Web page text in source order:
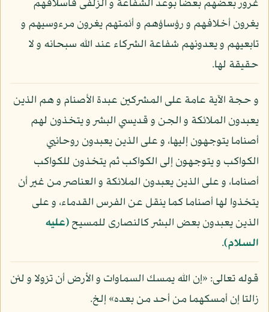
غرور بعضهم بعضا بوعد الشفاعة و الزلفى فأسلافهم
يغرون أخلافهم و رؤساؤهم و أئمتهم يغرون مرءوسيهم و
تابعيهم و يعدونهم شفاعة الشركاء عند الله سبحانه و لا
حقيقة لها.
و حجة الآية عامة على المشركين عبدة الأصنام و هم الذين
يعبدون الملائكة و الجن و قديسي البشر و يتخذون لهم
أصناما يتوجهون إليها، و على الذين يعبدون روحانيي
الكواكب و يتوجهون إلى الكواكب ثم يتخذون للكواكب
أصناما، و على الذين يعبدون الملائكة و العناصر من غير أن
يتخذوا لها أصناما كما ينقل عن الفرس القدماء، و على
الذين يعبدون بعض البشر كالنصارى للمسيح(عليه
السلام).
قوله تعالى: «إن الله يمسك السماوات و الأرض أن تزولا و لئن
زالتا إن أمسكهما من أحد من بعده» إلخ.